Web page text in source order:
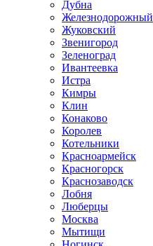
Дубна
Железнодорожный
Жуковский
Звенигород
Зеленоград
Ивантеевка
Истра
Кимры
Клин
Конаково
Королев
Котельники
Красноармейск
Красногорск
Краснозаводск
Лобня
Люберцы
Москва
Мытищи